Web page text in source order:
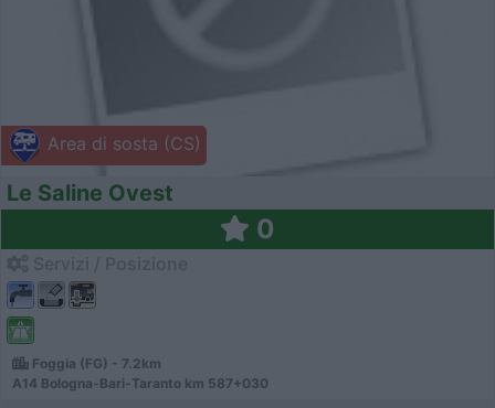
Area di sosta (CS)
Le Saline Ovest
0
Foggia (FG) - 7.2km
A14 Bologna-Bari-Taranto km 587+030